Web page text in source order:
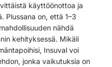
käyttöönottoa ja
Plussana on, että 1–3
nähdä
kehityksessä. Mikäli
Insuval voi
jonka vaikutuksia on